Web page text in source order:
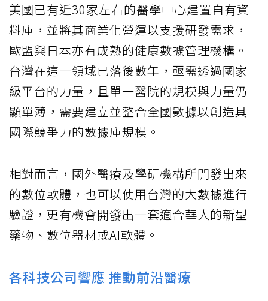
美國已有近30家左右的醫學中心建置自有資
料庫，並將其商業化營運以支援研發需求，
歐盟與日本亦有成熟的健康數據管理機構。
台灣在這一領域已落後數年，亟需透過國家
級平台的力量，且單一醫院的規模與力量仍
顯單薄，需要建立並整合全國數據以創造具
國際競爭力的數據庫規模。
相對而言，國外醫療及學研機構所開發出來
的數位軟體，也可以使用台灣的大數據進行
驗證，更有機會開發出一套適合華人的新型
藥物、數位器材或AI軟體。
各科技公司響應 推動前沿醫療